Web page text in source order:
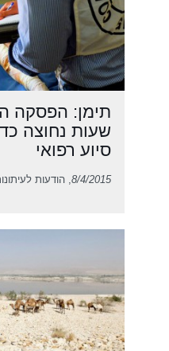
שעות נחוצה
סיוע רפואי
8/4/2015, הודעות